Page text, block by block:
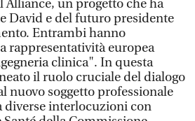
Alliance, un progetto che ha
David e del futuro presidente
Entrambi hanno
rappresentatività europea
clinica". In questa
il ruolo cruciale del dialogo
soggetto professionale
diverse interlocuzioni con